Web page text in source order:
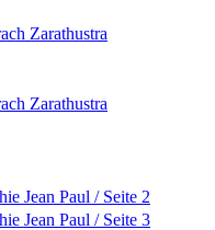
Zarathustra
Zarathustra
Jean Paul / Seite 2
Jean Paul / Seite 3